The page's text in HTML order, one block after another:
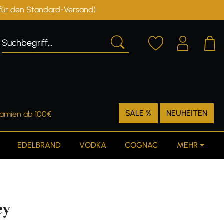
den Standard-Versand)
ab 100€ SALE % NEUHEITEN
EDELBRAND VODKA COGNAC MEHR